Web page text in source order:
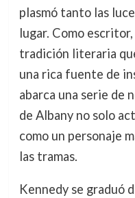
plasmó tanto las
lugar. Como
tradición literaria
una rica fuente de
abarca una serie de
de Albany no solo
como un personaje
las tramas.
Kennedy se graduó